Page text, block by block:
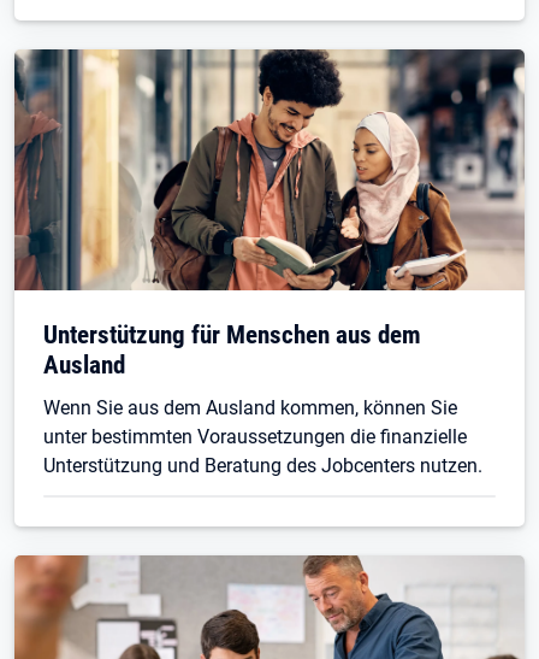
Unterstützung für Menschen aus dem
Ausland
Wenn Sie aus dem Ausland kommen, können Sie
unter bestimmten Voraussetzungen die finanzielle
Unterstützung und Beratung des Jobcenters nutzen.